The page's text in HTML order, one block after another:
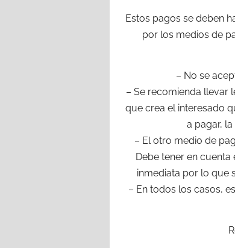
Estos pagos se deben
por los medios de
– No se
– Se recomienda llevar
que crea el interesado
a pagar,
– El otro medio de
Debe tener en
inmediata por lo que
– En todos los casos,